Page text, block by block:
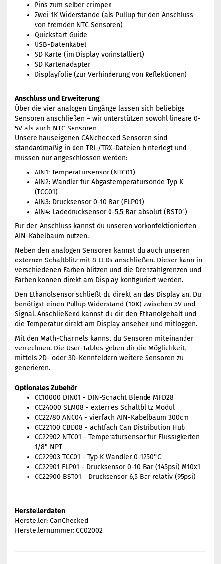
Pins zum selber crimpen
Zwei 1K Widerstände (als Pullup für den Anschluss
von fremden NTC Sensoren)
Quickstart Guide
USB-Datenkabel
SD Karte (im Display vorinstalliert)
SD Kartenadapter
Displayfolie (zur Verhinderung von Reflektionen)
Anschluss und Erweiterung
Über die vier analogen Eingänge lassen sich beliebige
Sensoren anschließen – wir unterstützen sowohl lineare 0-
5V als auch NTC Sensoren.
Unsere hauseigenen CANchecked Sensoren sind
standardmäßig in den TRI-/TRX-Dateien hinterlegt und
müssen nur angeschlossen werden:
AIN1: Temperatursensor (NTC01)
AIN2: Wandler für Abgastemperatursonde Typ K
(TCC01)
AIN3: Drucksensor 0-10 Bar (FLP01)
AIN4: Ladedrucksensor 0-5,5 Bar absolut (BST01)
Für den Anschluss kannst du unseren vorkonfektionierten
AIN-Kabelbaum nutzen.
Neben den analogen Sensoren kannst du auch unseren
externen Schaltblitz mit 8 LEDs anschließen. Dieser kann in
verschiedenen Farben blitzen und die Drehzahlgrenzen und
Farben können direkt am Display konfiguriert werden.
Den Ethanolsensor schließt du direkt an das Display an. Du
benötigst einen Pullup Widerstand (10K) zwischen 5V und
Signal. Anschließend kannst du dir den Ethanolgehalt und
die Temperatur direkt am Display ansehen und mitloggen.
Mit den Math-Channels kannst du Sensoren miteinander
verrechnen. Die User-Tables geben dir die Möglichkeit,
mittels 2D- oder 3D-Kennfeldern weitere Sensoren zu
generieren.
Optionales Zubehör
CC10000 DIN01 - DIN-Schacht Blende MFD28
CC24000 SLM08 - externes Schaltblitz Modul
CC22780 ANC04 - vierfach AIN-Kabelbaum 300cm
CC22100 CBD08 - achtfach Can Distribution Hub
CC22902 NTC01 - Temperatursensor für Flüssigkeiten
1/8" NPT
CC22903 TCC01 - Typ K Wandler 0-1250°C
CC22901 FLP01 - Drucksensor 0-10 Bar (145psi) M10x1
CC22900 BST01 - Drucksensor 6,5 Bar relativ (95psi)
Herstellerdaten
Hersteller: CanChecked
Herstellernummer: CC02002